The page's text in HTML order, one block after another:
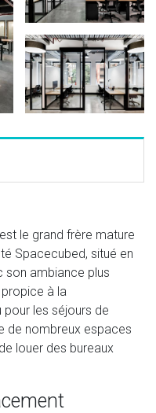
le grand frère mature
Spacecubed, situé en
son ambiance plus
propice à la
les séjours de
de nombreux espaces
louer des bureaux